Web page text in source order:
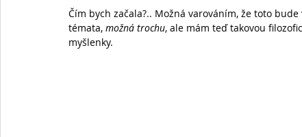
Čím bych začala?.. Možná varováním, že toto bude
témata, možná trochu, ale mám teď takovou
myšlenky.